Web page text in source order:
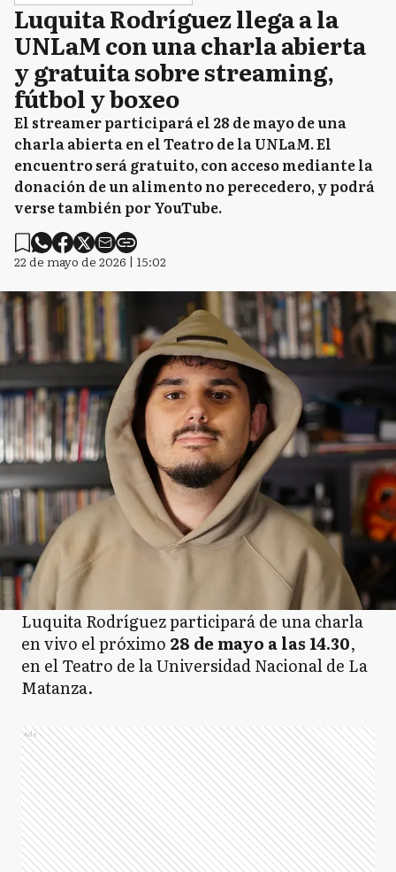
Luquita Rodríguez llega a la
UNLaM con una charla abierta
y gratuita sobre streaming,
fútbol y boxeo
El streamer participará el 28 de mayo de una
charla abierta en el Teatro de la UNLaM. El
encuentro será gratuito, con acceso mediante la
donación de un alimento no perecedero, y podrá
verse también por YouTube.
22 de mayo de 2026 | 15:02
Luquita Rodríguez participará de una charla
en vivo el próximo 28 de mayo a las 14.30,
en el Teatro de la Universidad Nacional de La
Matanza.
Ads